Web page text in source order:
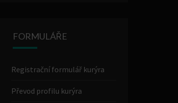
FORMULÁŘE
Registrační formulář kurýra
Převod profilu kurýra